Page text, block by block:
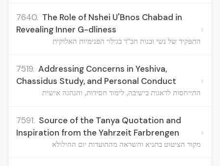
7640. The Role of Nshei U'Bnos Chabad in
Revealing Inner G-dliness
התפקיד של נשי ובנות חב"ד בגילוי הפנימיות האלוקית
›
7519. Addressing Concerns in Yeshiva,
Chassidus Study, and Personal Conduct
התייחסות לדאגות בישיבה, לימוד חסידות, והנהגה אישית
›
7591. Source of the Tanya Quotation and
Inspiration from the Yahrzeit Farbrengen
מקור הציטוט בתניא והשראה מהתועדות יום ההילולא
›